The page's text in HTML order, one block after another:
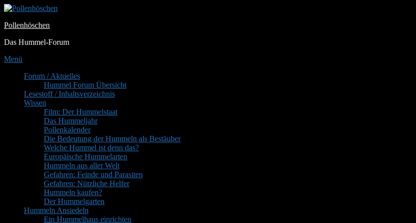
Zum
springen
Pollenhöschen
Das Hummel-Forum
Menü
PrimäresForum / Aktuelles
Hummel Forum Übersicht
Lesestoff / Inhaltsverzeichnis
Wissen
Film: Der Hummelstaat
Das Hummeljahr
Pollenkalender
Die Bedeutung der Hummeln als Bestäuber
Welche Hummel ist denn das?
Europäische Hummelarten
Hummeln aus aller Welt
Gefahren: Feinde und Parasiten
Gefahren: Nützliche Helfer
Hummeln kaufen?
Der Hummelgarten
Hummeln Ansiedeln
Ein Hummelhaus einrichten